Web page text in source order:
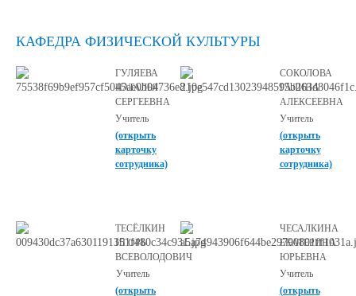
КАФЕДРА ФИЗИЧЕСКОЙ КУЛЬТУРЫ
ГУЛЯЕВА
НАТАЛЬЯ
СЕРГЕЕВНА
Учитель
(открыть
карточку
сотрудника)
СОКОЛОВА
ГАЛИНА
АЛЕКСЕЕВНА
Учитель
(открыть
карточку
сотрудника)
ТЕСЁЛКИН
ИГОРЬ
ВСЕВОЛОДОВИЧ
Учитель
(открыть
ЧЕСАЛКИНА
ЕКАТЕРИНА
ЮРЬЕВНА
Учитель
(открыть